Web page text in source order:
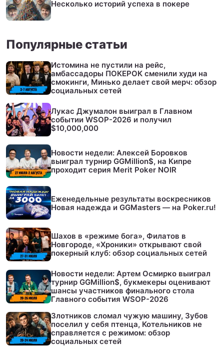
Несколько историй успеха в покере
Популярные статьи
Истомина не пустили на рейс,
амбассадоры ПОКЕРОК сменили худи на
смокинги, Минько делает свой мерч: обзор
социальных сетей
Лукас Джумалон выиграл в Главном
событии WSOP-2026 и получил
$10,000,000
Новости недели: Алексей Боровков
выиграл турнир GGMillion$, на Кипре
проходит серия Merit Poker NOIR
Еженедельные результаты воскресников
Новая надежда и GGMasters — на Poker.ru!
Шахов в «режиме бога», Филатов в
Новгороде, «Хроники» открывают свой
покерный клуб: обзор социальных сетей
Новости недели: Артем Осмирко выиграл
турнир GGMillion$, букмекеры оценивают
шансы участников финального стола
Главного события WSOP-2026
Злотников сломал чужую машину, Зубов
поселил у себя птенца, Котельников не
справляется с режимом: обзор
социальных сетей